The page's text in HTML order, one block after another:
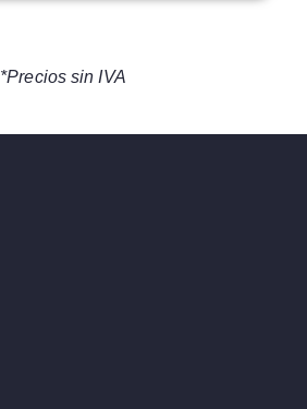
*Precios sin IVA